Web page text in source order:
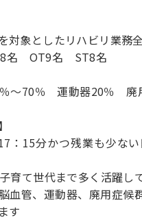
対象としたリハビリ業務
名 OT9名 ST8名
％～70％ 運動器20％ 廃
：15分かつ残業も少な
育て世代まで多く活躍し
血管、運動器、廃用症候
す